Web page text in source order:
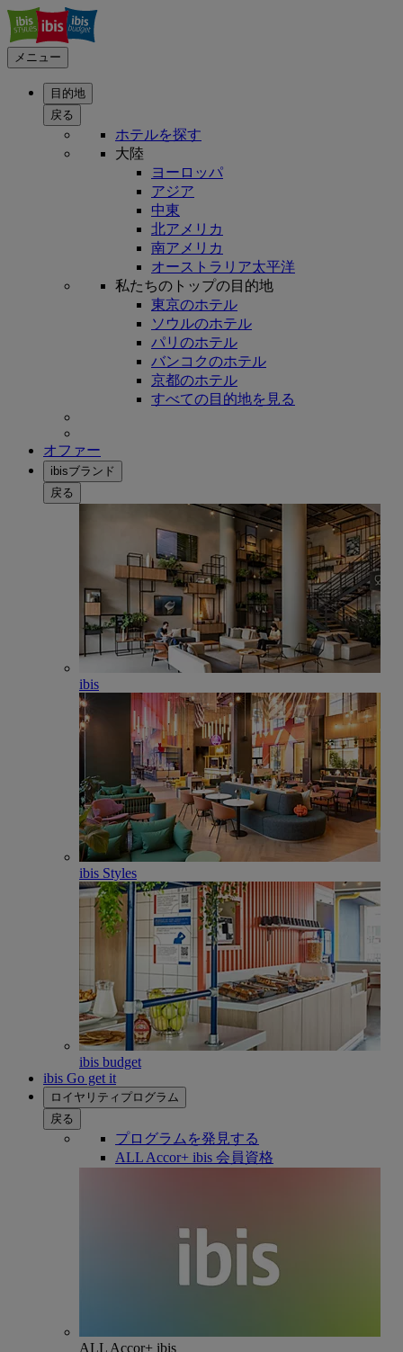
メニュー
目的地
戻る
ホテルを探す
大陸
ヨーロッパ
アジア
中東
北アメリカ
南アメリカ
オーストラリア太平洋
私たちのトップの目的地
東京のホテル
ソウルのホテル
パリのホテル
バンコクのホテル
京都のホテル
すべての目的地を見る
オファー
ibisブランド
戻る
ibis
ibis Styles
ibis budget
ibis Go get it
ロイヤリティプログラム
戻る
プログラムを発見する
ALL Accor+ ibis 会員資格
ALL Accor+ ibis